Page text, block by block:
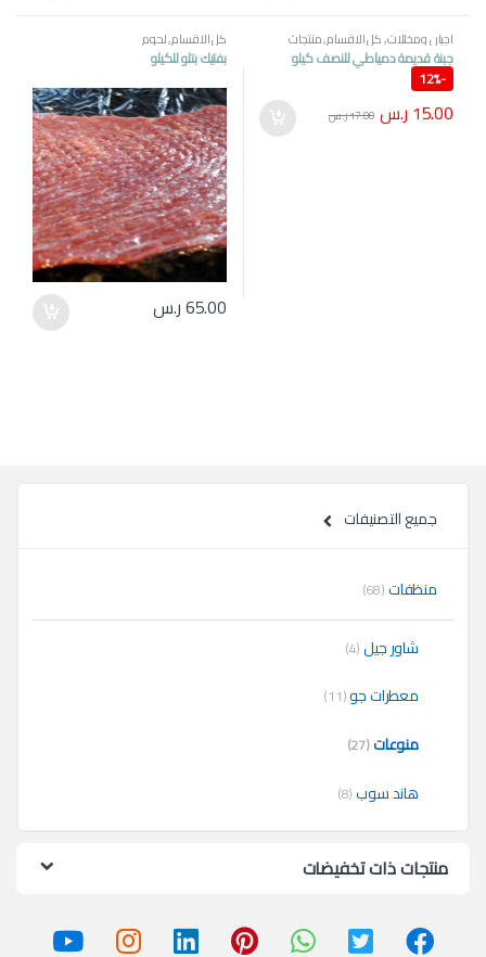
اجبان ومخللات,كل الاقسام,منتجات
مصرية
جبنة قديمة دمياطي للنصف كيلو
-
12%
15.00 ر.س 17.00ر.س
كل الاقسام,لحوم
بفتيك بتلو للكيلو
65.00ر.س
جميع التصنيفات
منظفات(68)
شاور جيل(4)
معطرات جو(11)
منوعات(27)
هاند سوب(8)
منتجات ذات تخفيضات